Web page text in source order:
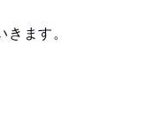
ます。